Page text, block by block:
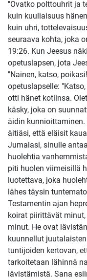
"Ovatko polttouhrit ja
kuin kuuliaisuus
kuin uhri,
seuraava kohta, joka
19:26. Kun Jeesus
opetuslapsen, jota
"Nainen, katso,
opetuslapselle:
otti hänet kotiinsa.
käsky, joka on
äidin
äitiäsi, että eläisit
Jumalasi, sinulle
huolehtia
piti huolen viimeisillä
luotettava, joka
lähes täysin
Testamentin ajan
koirat piirittävät
minut. He ovat
kuunnellut
tuntijoiden kertovan,
tarkoitetaan lähinnä
lävistämistä. Sana